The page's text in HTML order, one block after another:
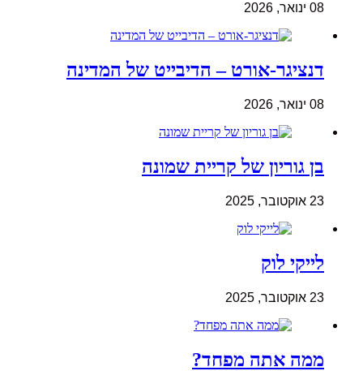
08 ינואר, 2026
דנציגר-אורט – הדיבייט של המדינה
08 ינואר, 2026
בן גוריון של קריית שמונה
23 אוקטובר, 2025
לייקי לוק
23 אוקטובר, 2025
ממה אתה מפחד?